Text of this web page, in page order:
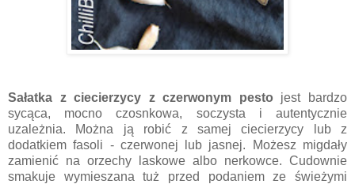
Sałatka z ciecierzycy z czerwonym pesto jest bardzo
sycąca, mocno czosnkowa, soczysta i autentycznie
uzależnia. Można ją robić z samej ciecierzycy lub z
dodatkiem fasoli - czerwonej lub jasnej. Możesz migdały
zamienić na orzechy laskowe albo nerkowce. Cudownie
smakuje wymieszana tuż przed podaniem ze świeżymi